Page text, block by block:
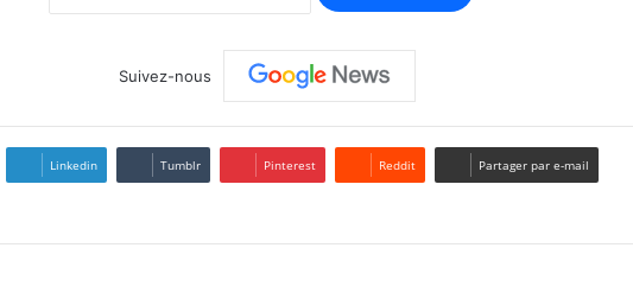
Suivez-nous
Linkedin Tumblr Pinterest Reddit Partager par e-mail